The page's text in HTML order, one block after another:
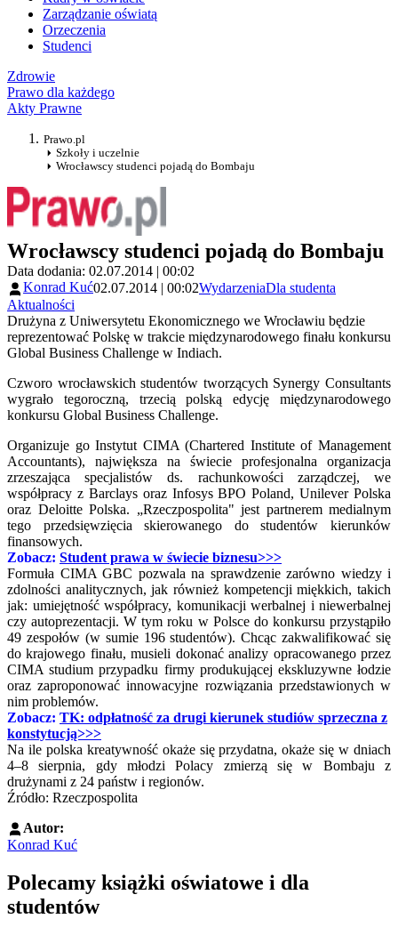
Zarządzanie oświatą
Orzeczenia
Studenci
Zdrowie
Prawo dla każdego
Akty Prawne
Prawo.pl
Szkoły i uczelnie
Wrocławscy studenci pojadą do Bombaju
Wrocławscy studenci pojadą do Bombaju
Data dodania: 02.07.2014 | 00:02
Konrad Kuć02.07.2014 | 00:02WydarzeniaDla studenta
Aktualności
Drużyna z Uniwersytetu Ekonomicznego we Wrocławiu będzie
reprezentować Polskę w trakcie międzynarodowego finału konkursu
Global Business Challenge w Indiach.
Czworo wrocławskich studentów tworzących Synergy Consultants
wygrało tegoroczną, trzecią polską edycję międzynarodowego
konkursu Global Business Challenge.
Organizuje go Instytut CIMA (Chartered Institute of Management
Accountants), największa na świecie profesjonalna organizacja
zrzeszająca specjalistów ds. rachunkowości zarządczej, we
współpracy z Barclays oraz Infosys BPO Poland, Unilever Polska
oraz Deloitte Polska. „Rzeczpospolita" jest partnerem medialnym
tego przedsięwzięcia skierowanego do studentów kierunków
finansowych.
Zobacz: Student prawa w świecie biznesu>>>
Formuła CIMA GBC pozwala na sprawdzenie zarówno wiedzy i
zdolności analitycznych, jak również kompetencji miękkich, takich
jak: umiejętność współpracy, komunikacji werbalnej i niewerbalnej
czy autoprezentacji. W tym roku w Polsce do konkursu przystąpiło
49 zespołów (w sumie 196 studentów). Chcąc zakwalifikować się
do krajowego finału, musieli dokonać analizy opracowanego przez
CIMA studium przypadku firmy produkującej ekskluzywne łodzie
oraz zaproponować innowacyjne rozwiązania przedstawionych w
nim problemów.
Zobacz: TK: odpłatność za drugi kierunek studiów sprzeczna z
konstytucją>>>
Na ile polska kreatywność okaże się przydatna, okaże się w dniach
4–8 sierpnia, gdy młodzi Polacy zmierzą się w Bombaju z
drużynami z 24 państw i regionów.
Źródło: Rzeczpospolita
Autor:
Konrad Kuć
Polecamy książki oświatowe i dla
studentów